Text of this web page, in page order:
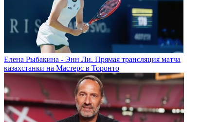
Елена Рыбакина - Энн Ли. Прямая трансляция матча
казахстанки на Мастерс в Торонто